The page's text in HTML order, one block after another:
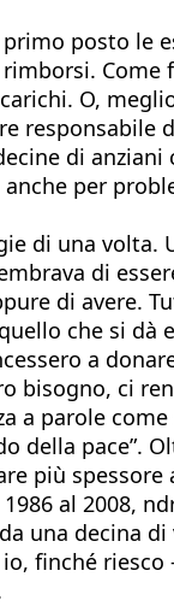
posto le
O,
di
per
di una
di
di avere.
che si
a
bisogno, ci
a parole
della pace”.
più
al 2008,
una decina
finché